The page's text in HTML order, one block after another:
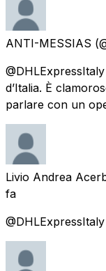
ANTI-MESSIAS
d’Italia. È
parlare con un
Livio Andrea
fa